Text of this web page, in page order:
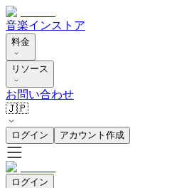
音楽インストア
料金
リソース
お問い合わせ
🇯🇵
ログイン アカウント作成
ログイン